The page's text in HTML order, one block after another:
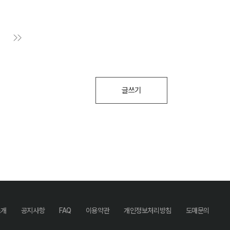
글쓰기
공지사항 FAQ 이용약관 개인정보처리방침 도매문의